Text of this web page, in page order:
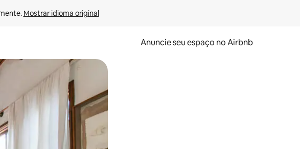
Mostrar idioma original
Anuncie seu espaço no Airbnb